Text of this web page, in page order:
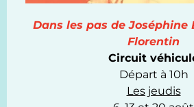
Dans les pas de Joséphine
Florentin
Circuit
Départ à 10h
Les jeudis